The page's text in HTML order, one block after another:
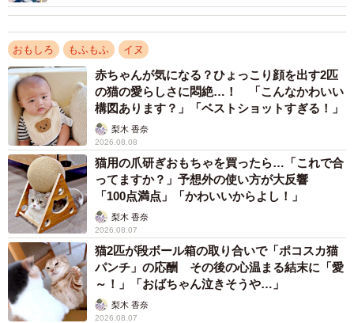
ップ☆さん）
「柴犬」の個性と特性
「柴犬」は全犬種の中でもっとも「オオカミ」に近い遺伝
子を持つと言われています。そのため、繊細で我慢強く、
無理に苦手なことを続けると強いストレスがかかり、いわ
ゆる問題行動に繋がることもあるそうです。また、猟犬と
しても優秀な「柴犬」は集中力よりも判断力に優れてお
り、長時間のお散歩やトレーニングに飽きてしまうため
「拒否柴」を発動するのでは…という説もあります。
飼い主さんにとって「娘」のように大切な存在であるタッ
プちゃん。そんなタップちゃんのために、あの手この手で
朝晩の「お散歩」を楽しませようと奮闘する飼い主さんに
お話を伺いました。
おもしろ もふもふ イヌ
赤ちゃんが気になる？ひょっこり顔を出す2匹
の猫の愛らしさに悶絶…！ 「こんなかわいい
構図あります？」「ベストショットすぎる！」
梨木 香奈
2026.08.08
猫用の爪研ぎおもちゃを買ったら…「これで合
ってますか？」予想外の使い方が大反響
「100点満点」「かわいいからよし！」
梨木 香奈
2026.08.07
猫2匹が段ボール箱の取り合いで「ポコスカ猫
パンチ」の応酬 その後の心温まる結末に「愛
～！」「おばちゃん泣きそうや…」
梨木 香奈
2026.08.07